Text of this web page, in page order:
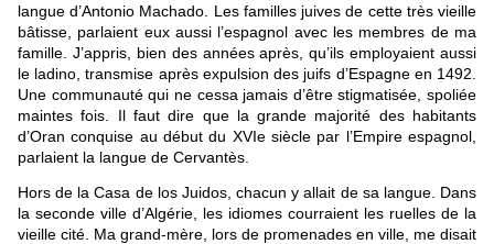
langue d’Antonio Machado. Les familles juives de cette très vieille
bâtisse, parlaient eux aussi l’espagnol avec les membres de ma
famille. J’appris, bien des années après, qu’ils employaient aussi
le ladino, transmise après expulsion des juifs d’Espagne en 1492.
Une communauté qui ne cessa jamais d’être stigmatisée, spoliée
maintes fois. Il faut dire que la grande majorité des habitants
d’Oran conquise au début du XVIe siècle par l’Empire espagnol,
parlaient la langue de Cervantès.
Hors de la Casa de los Juidos, chacun y allait de sa langue. Dans
la seconde ville d’Algérie, les idiomes courraient les ruelles de la
vieille cité. Ma grand-mère, lors de promenades en ville, me disait